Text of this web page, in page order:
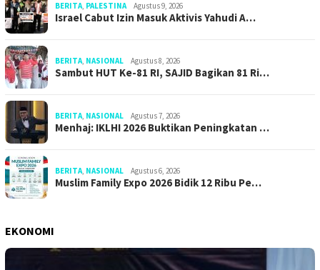
BERITA, PALESTINA Agustus 9, 2026
Israel Cabut Izin Masuk Aktivis Yahudi A…
BERITA, NASIONAL Agustus 8, 2026
Sambut HUT Ke-81 RI, SAJID Bagikan 81 Ri…
BERITA, NASIONAL Agustus 7, 2026
Menhaj: IKLHI 2026 Buktikan Peningkatan …
BERITA, NASIONAL Agustus 6, 2026
Muslim Family Expo 2026 Bidik 12 Ribu Pe…
EKONOMI